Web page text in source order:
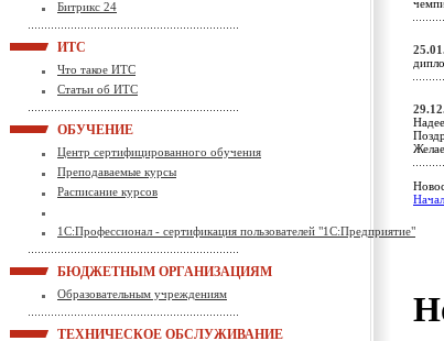
Битрикс 24
ИТС
Что такое ИТС
Статьи об ИТС
ОБУЧЕНИЕ
Центр сертифицированного обучения
Преподаваемые курсы
Расписание курсов
1С:Профессионал - сертификация пользователей "1С:Предприятие"
БЮДЖЕТНЫМ ОРГАНИЗАЦИЯМ
Образовательным учреждениям
ТЕХНИЧЕСКОЕ ОБСЛУЖИВАНИЕ